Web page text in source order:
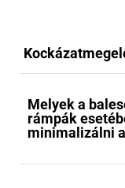
Melyek a
rámpák
minimalizálni